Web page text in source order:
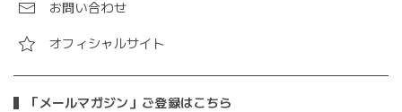
お問い合わせ
オフィシャルサイト
「メールマガジン」ご登録はこちら